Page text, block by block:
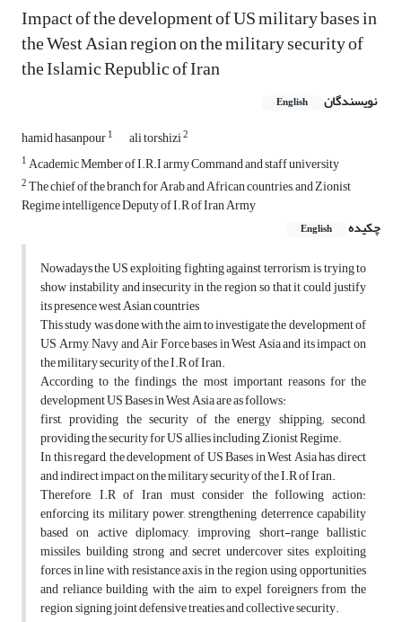
Impact of the development of US military bases in
the West Asian region on the military security of
the Islamic Republic of Iran
نویسندگان English
hamid hasanpour1 ali torshizi2
1Academic Member of I.R.I army Command and staff university
2The chief of the branch for Arab and African countries, and Zionist
Regime intelligence Deputy of I.R of Iran Army
چکیده
English
Nowadays the US exploiting fighting against terrorism, is trying to
show instability and insecurity in the region so that it could justify
its presence west Asian countries
This study was done with the aim to investigate the development of
US Army, Navy and Air Force bases in West Asia and its impact on
the military security of the I.R of Iran.
According to the findings, the most important reasons for the
development US Bases in West Asia are as follows:
first, providing the security of the energy shipping; second,
providing the security for US allies including Zionist Regime.
In this regard, the development of US Bases in West Asia has direct
and indirect impact on the military security of the I.R of Iran.
Therefore, I.R of Iran must consider the following action:
enforcing its military power, strengthening deterrence capability
based on active diplomacy, improving short-range ballistic
missiles, building strong and secret undercover sites, exploiting
forces in line with resistance axis in the region, using opportunities
and reliance building with the aim to expel foreigners from the
region, signing joint defensive treaties and collective security.